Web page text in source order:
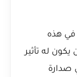
في هذه
له تأثير
صدارة